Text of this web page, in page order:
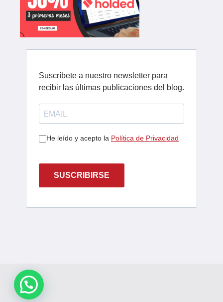
Suscríbete a nuestro newsletter para
recibir las últimas publicaciones del blog.
He leído y acepto la Política de Privacidad
SUSCRIBIRSE